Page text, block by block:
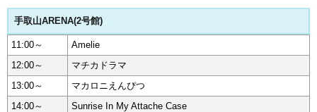
手取山ARENA(2号館)
11:00～
Amelie
12:00～
マチカドラマ
13:00～
マカロニえんぴつ
14:00～
Sunrise In My Attache Case